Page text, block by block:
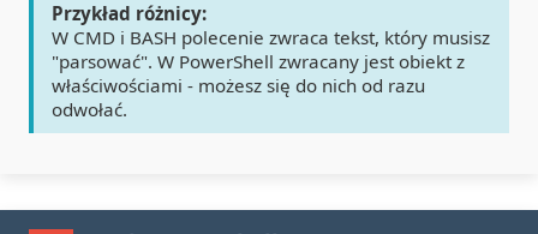
Przykład różnicy:
W CMD i BASH polecenie zwraca tekst, który musisz
"parsować". W PowerShell zwracany jest obiekt z
właściwościami - możesz się do nich od razu
odwołać.